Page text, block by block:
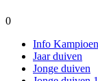
0
Info
Jaar duiven
Jonge duiven